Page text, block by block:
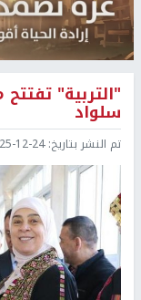
"التربية"
سلواد
تم النشر بتاريخ:12-24 15:11